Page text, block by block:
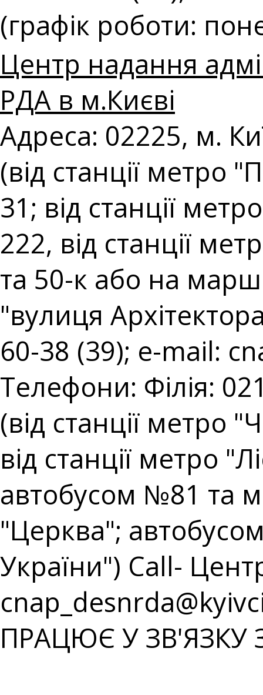
(графік роботи:
Центр надання
РДА в м.Києві
Адреса: 02225, м.
(від станції метро
31; від станції
222, від станції
та 50-к або на
"вулиця
60-38 (39); e-mail:
Телефони: Філія:
(від станції метро
від станції метро
автобусом №81 та
"Церква";
України") Call-
ПРАЦЮЄ У